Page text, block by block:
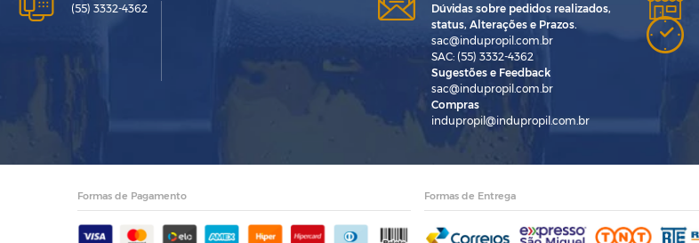
(55) 3332-4362
Dúvidas sobre pedidos realizados,
status, Alterações e Prazos.
sac@indupropil.com.br
SAC: (55) 3332-4362
Sugestões e Feedback
sac@indupropil.com.br
Compras
indupropil@indupropil.com.br
Formas de Pagamento Formas de Entrega